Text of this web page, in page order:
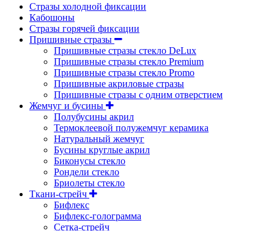
Стразы холодной фиксации
Кабошоны
Стразы горячей фиксации
Пришивные стразы
Пришивные стразы стекло DeLux
Пришивные стразы стекло Premium
Пришивные стразы стекло Promo
Пришивные акриловые стразы
Пришивные стразы с одним отверстием
Жемчуг и бусины
Полубусины акрил
Термоклеевой полужемчуг керамика
Натуральный жемчуг
Бусины круглые акрил
Биконусы стекло
Рондели стекло
Бриолеты стекло
Ткани-стрейч
Бифлекс
Бифлекс-голограмма
Сетка-стрейч